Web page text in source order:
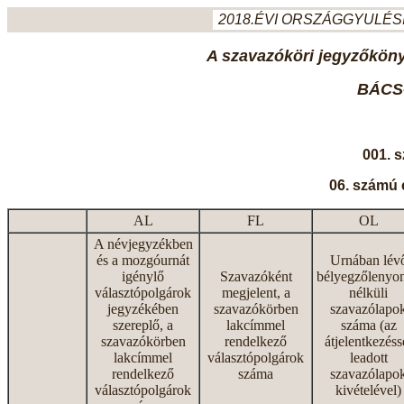
2018.ÉVI
A szavazóköri
001.
06. számú
AL FL
OL
A névjegyzékben
és a mozgóurnát
igénylő
választópolgárok
jegyzékében
szereplő, a
szavazókörben
lakcímmel
rendelkező
választópolgárok
Szavazóként
megjelent, a
szavazókörben
lakcímmel
rendelkező
választópolgárok
száma
Urnában
nélküli
száma (az
leadott
kivételével)